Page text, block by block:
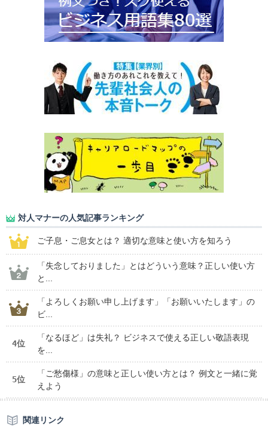
対人マナーの人気記事ランキング
ご子息・ご息女とは？ 適切な意味と使い方を知ろう
「失念しておりました」とはどういう意味？正しい使い方
と...
「よろしくお願い申し上げます」「お願いいたします」の
ビ...
4位
「なるほど」は失礼？ ビジネスで使える正しい敬語表現
を...
5位
「ご愁傷様」の意味と正しい使い方とは？ 例文と一緒に覚
えよう
関連リンク